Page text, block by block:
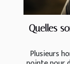
Quelles
Plusieurs